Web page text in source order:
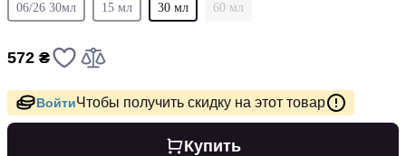
06/26 30мл 15 мл 30 мл 60 мл
572 ₴
ВойтиЧтобы получить скидку на этот товар
Купить